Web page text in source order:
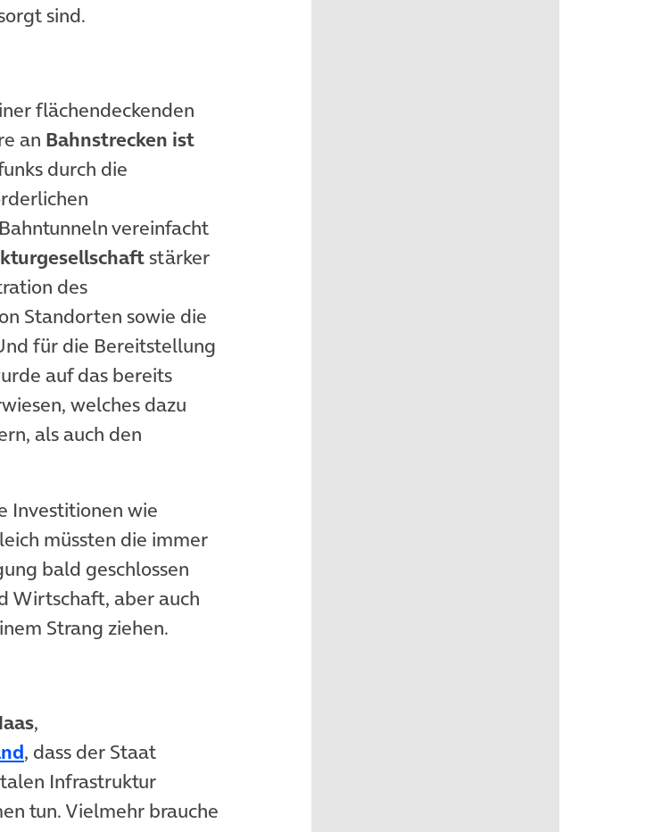
sind.
flächendeckenden
an Bahnstrecken ist
durch die
vereinfacht
stärker
des
Standorten sowie die
für die Bereitstellung
auf das bereits
in neuem Tab)
welches dazu
als auch den
Investitionen wie
müssten die immer
bald geschlossen
Wirtschaft, aber auch
Strang ziehen.
,
(öffnet in neuem Tab)
, dass der Staat
Infrastruktur
tun. Vielmehr brauche